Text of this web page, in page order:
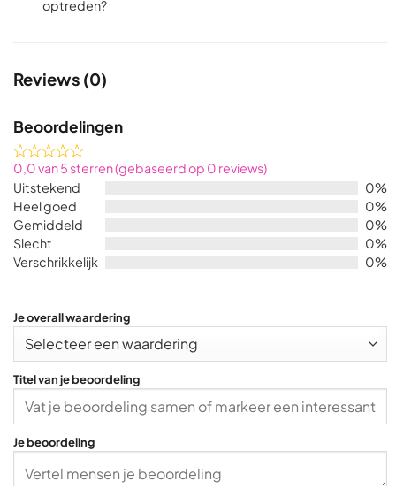
optreden?
Reviews (0)
Beoordelingen
Rated
0,0
of
5
0,0 van 5 sterren (gebaseerd op 0 reviews)
Uitstekend
0%
Heel goed
0%
Gemiddeld
0%
Slecht
0%
Verschrikkelijk
0%
Je overall waardering
Titel van je beoordeling
Je beoordeling